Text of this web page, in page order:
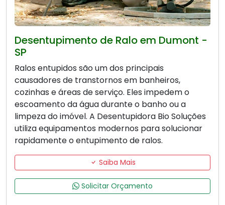
Desentupimento de Ralo em Dumont -
SP
Ralos entupidos são um dos principais
causadores de transtornos em banheiros,
cozinhas e áreas de serviço. Eles impedem o
escoamento da água durante o banho ou a
limpeza do imóvel. A Desentupidora Bio Soluções
utiliza equipamentos modernos para solucionar
rapidamente o entupimento de ralos.
Saiba Mais
Solicitar Orçamento